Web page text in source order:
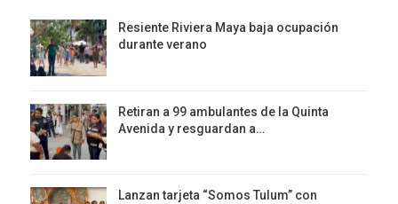
Resiente Riviera Maya baja ocupación
durante verano
Retiran a 99 ambulantes de la Quinta
Avenida y resguardan a…
Lanzan tarjeta “Somos Tulum” con